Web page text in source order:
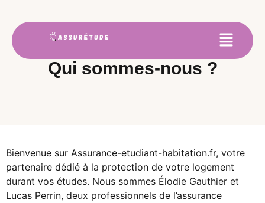
Qui sommes-nous ?
Bienvenue sur Assurance-etudiant-habitation.fr, votre
partenaire dédié à la protection de votre logement
durant vos études. Nous sommes Élodie Gauthier et
Lucas Perrin, deux professionnels de l’assurance